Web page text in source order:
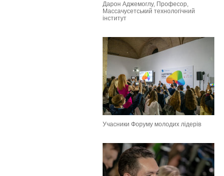
Дарон Аджемоглу, Професор,
Массачусетський технологічний
інститут
Учасники Форуму молодих лідерів